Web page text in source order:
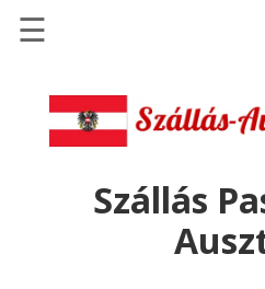
Szállások
Szállásinfo.eu
Repülőjegy
pénzvisszatérítéssel
☰
Szállás